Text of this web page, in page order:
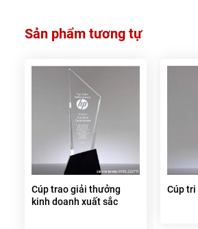
Sản phẩm tương tự
Cúp trao giải thưởng
kinh doanh xuất sắc
Cúp tri